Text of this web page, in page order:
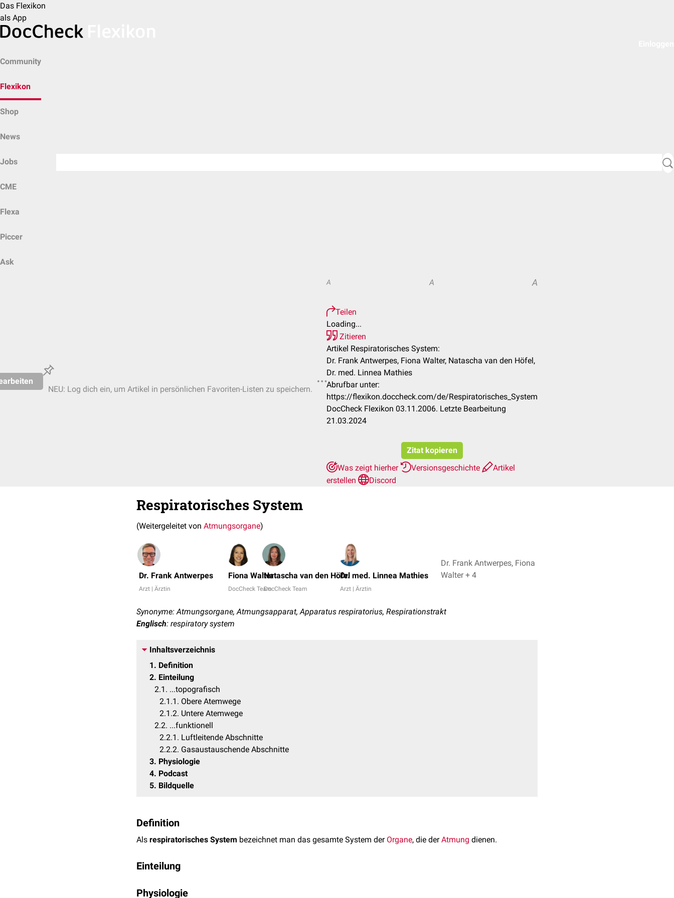
Das Flexikon
als App
Community
Flexikon
Shop
News
Jobs
CME
Flexa
Piccer
Ask
NEU: Log dich ein, um Artikel in persönlichen Favoriten-Listen zu speichern.
A A A
Teilen
Loading...
Zitieren
Artikel Respiratorisches System:
Dr. Frank Antwerpes, Fiona Walter, Natascha van den Höfel,
Dr. med. Linnea Mathies
Abrufbar unter:
https://flexikon.doccheck.com/de/Respiratorisches_System
DocCheck Flexikon 03.11.2006. Letzte Bearbeitung
21.03.2024
Zitat kopieren
Was zeigt hierher
Versionsgeschichte
Artikel
erstellen
Discord
Respiratorisches System
(Weitergeleitet von Atmungsorgane)
Dr. Frank Antwerpes
Arzt | Ärztin
Fiona Walter
DocCheck Team
Natascha van den Höfel
DocCheck Team
Dr. med. Linnea Mathies
Arzt | Ärztin
Dr. Frank Antwerpes, Fiona
Walter + 4
Synonyme: Atmungsorgane, Atmungsapparat, Apparatus respiratorius, Respirationstrakt
Englisch: respiratory system
Inhaltsverzeichnis
1
Definition
2 Einteilung
2.1
...topografisch
2.1.1
Obere Atemwege
2.1.2 Untere Atemwege
2.2 ...funktionell
2.2.1
Luftleitende Abschnitte
2.2.2 Gasaustauschende Abschnitte
3 Physiologie
4 Podcast
5 Bildquelle
Definition
Als respiratorisches System bezeichnet man das gesamte System der Organe, die derAtmung dienen.
Einteilung
Abschnitte einteilen. Das wichtigste Atmungsorgan, die
Physiologie